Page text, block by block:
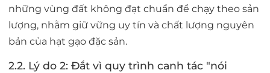
những vùng đất không đạt chuẩn để chạy theo sản
lượng, nhằm giữ vững uy tín và chất lượng nguyên
bản của hạt gạo đặc sản.
2.2. Lý do 2: Đắt vì quy trình canh tác "nói